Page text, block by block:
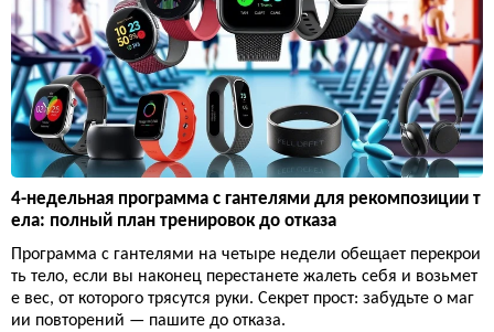
4-недельная программа с гантелями для рекомпозиции т
ела: полный план тренировок до отказа
Программа с гантелями на четыре недели обещает перекрои
ть тело, если вы наконец перестанете жалеть себя и возьмет
е вес, от которого трясутся руки. Секрет прост: забудьте о маг
ии повторений — пашите до отказа.